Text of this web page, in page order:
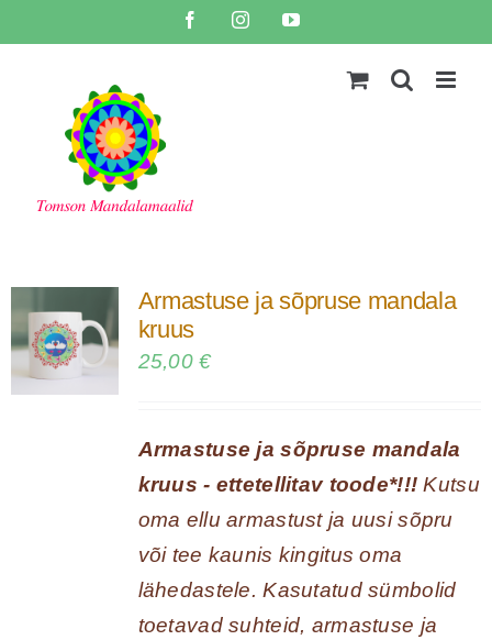
to
FacebookInstagramYouTube
Armastuse ja sõpruse mandala
kruus
25,00€
Armastuse ja sõpruse mandala
kruus - ettetellitav toode*!!! Kutsu
oma ellu armastust ja uusi sõpru
või tee kaunis kingitus oma
lähedastele. Kasutatud sümbolid
toetavad suhteid, armastuse ja